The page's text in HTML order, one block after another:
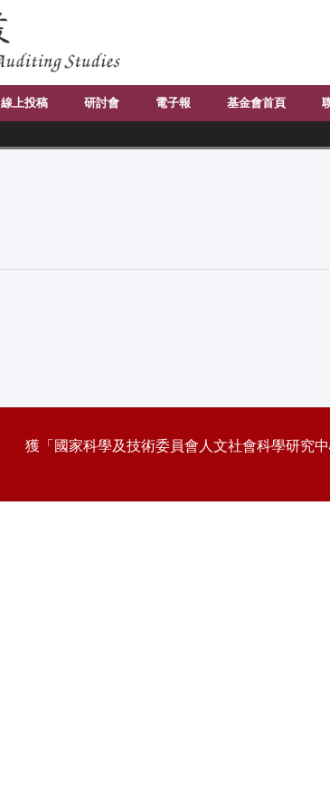
線上投稿 研討會 電子報 基金會首頁
獲「國家科學及技術委員會人文社會科學研究